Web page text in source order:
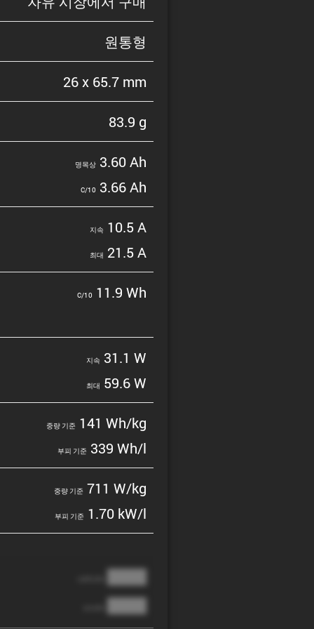
원통형
26 x 65.7 mm
83.9 g
명목상3.60 Ah
C/10 3.66 Ah
지속 10.5 A
최대 21.5 A
C/10 11.9 Wh
지속 31.1 W
최대 59.6 W
중량 기준141 Wh/kg
부피 기준339 Wh/l
중량 기준711 W/kg
부피 기준1.70 kW/l
████
████